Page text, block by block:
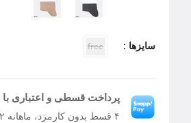
سایزها : free
پرداخت قسطی و اعتباری
۴ قسط بدون کارمزد، ماهانه ۹۰٬۶۸۲ تومان